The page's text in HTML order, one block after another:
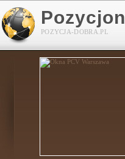
POZYCJA-DOBRA.PL